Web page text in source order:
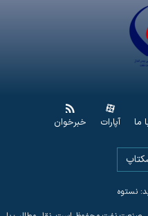
ما آپارات خبرخوان
نستوه